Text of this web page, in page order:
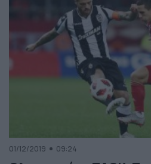
01/12/2019 09:24